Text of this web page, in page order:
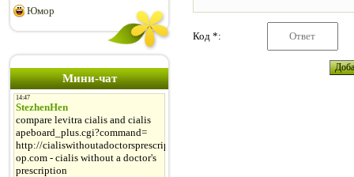
Юмор
Мини-чат
Код *: